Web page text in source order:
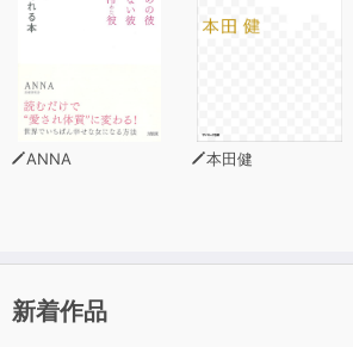
ANNA 本田健
新着作品